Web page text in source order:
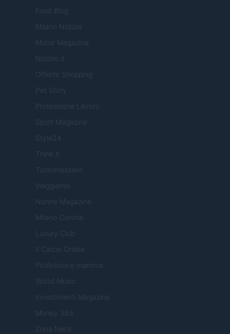
Food Blog
Milano Notizie
Motor Magazine
Notizie.it
Offerte Shopping
Pet Story
Professione Lavoro
Sport Magazine
Style24
Think.it
Tuobenessere
Viaggiamo
Nonne Magazine
Milano Cortina
Luxury Club
Il Calcio Online
Professione mamma
World Music
Investimenti Magazine
Money 365
Zona Nerd